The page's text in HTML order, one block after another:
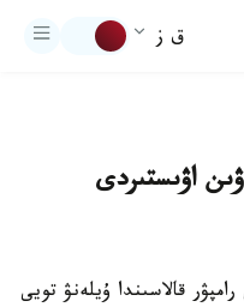
ق ز
اۋىستىردى
قالاسىندا ۇيلەنۋ تويى